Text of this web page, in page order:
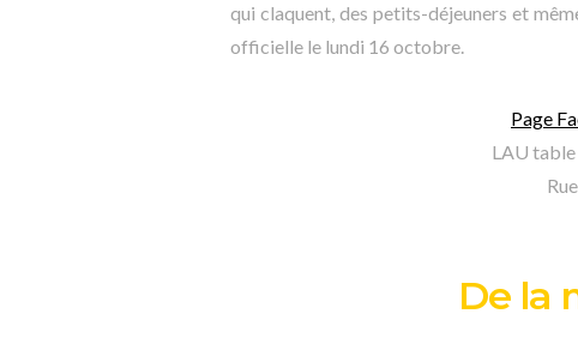
qui claquent, des petits-déjeuners et
officielle le lundi 16 octobre.
Page
LAU table
De la